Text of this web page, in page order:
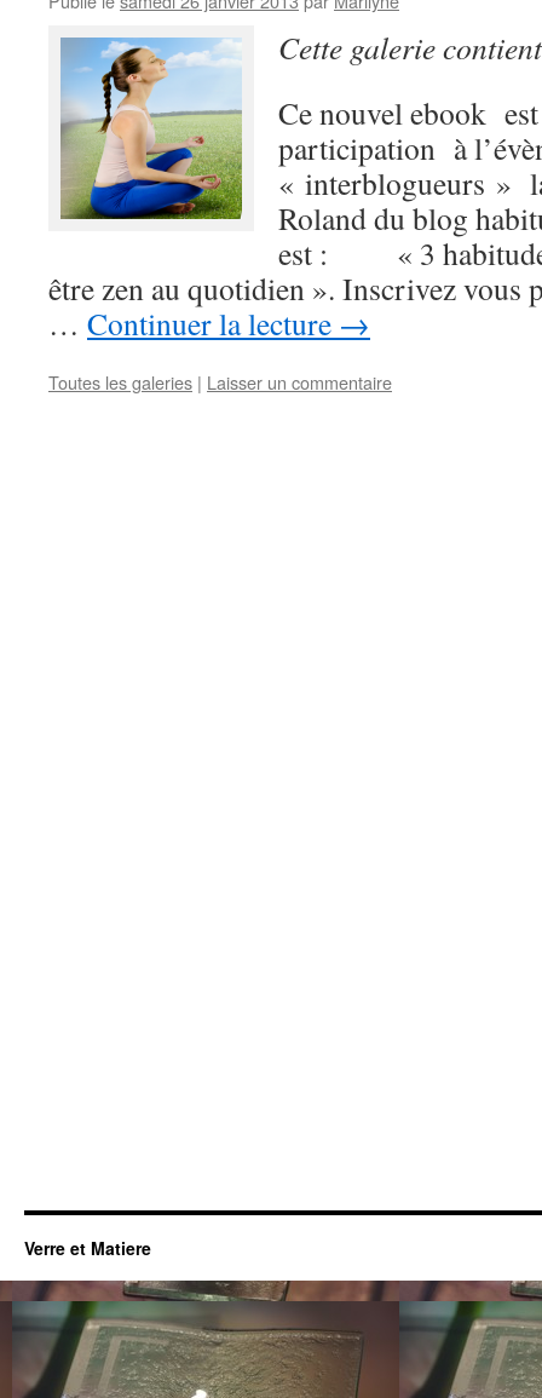
Cette galerie
Ce nouvel ebook
participation à
« interblogueurs »
Roland du blog
est : « 3
être zen au quotidien ». Inscrivez vous
… Continuer la lecture →
Toutes les galeries | Laisser un commentaire
Verre et Matiere